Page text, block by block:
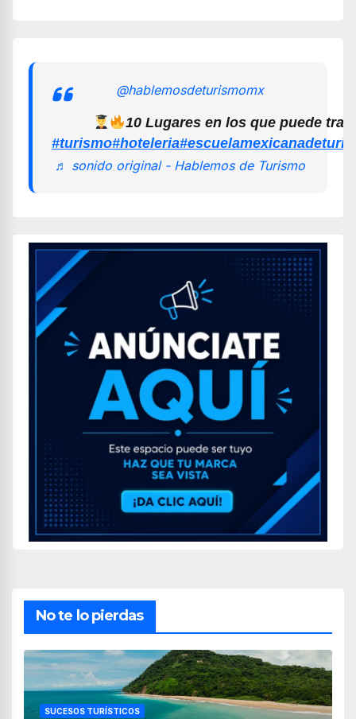
@hablemosdeturismomx
10 Lugares en los que puede
#turismo#hoteleria
♬ sonido original - Hablemos de Turismo
No te lo pierdas
SUCESOS TURÍSTICOS